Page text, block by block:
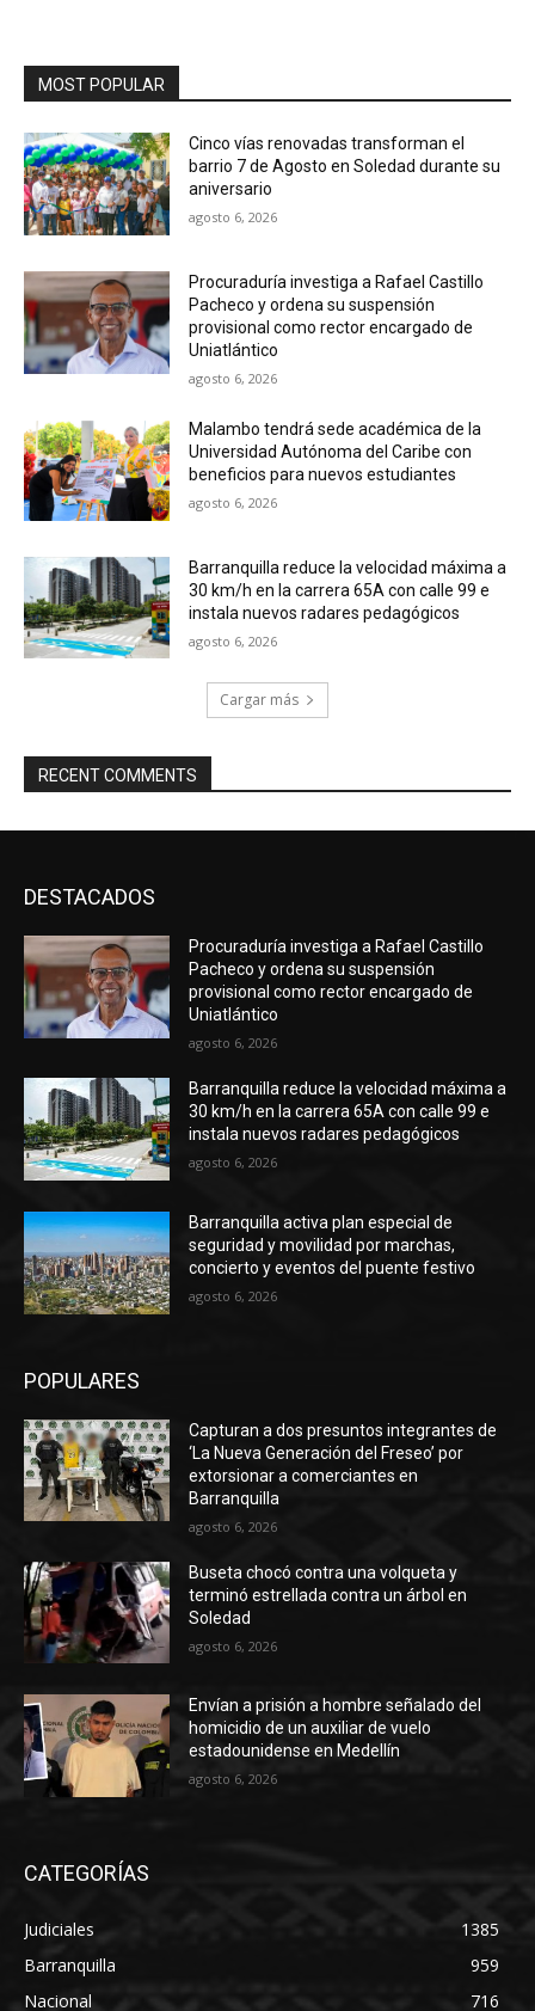
MOST POPULAR
Cinco vías renovadas transforman el
barrio 7 de Agosto en Soledad durante su
aniversario
agosto 6, 2026
Procuraduría investiga a Rafael Castillo
Pacheco y ordena su suspensión
provisional como rector encargado de
Uniatlántico
agosto 6, 2026
Malambo tendrá sede académica de la
Universidad Autónoma del Caribe con
beneficios para nuevos estudiantes
agosto 6, 2026
Barranquilla reduce la velocidad máxima a
30 km/h en la carrera 65A con calle 99 e
instala nuevos radares pedagógicos
agosto 6, 2026
Cargar más
RECENT COMMENTS
DESTACADOS
Procuraduría investiga a Rafael Castillo
Pacheco y ordena su suspensión
provisional como rector encargado de
Uniatlántico
agosto 6, 2026
Barranquilla reduce la velocidad máxima a
30 km/h en la carrera 65A con calle 99 e
instala nuevos radares pedagógicos
agosto 6, 2026
Barranquilla activa plan especial de
seguridad y movilidad por marchas,
concierto y eventos del puente festivo
agosto 6, 2026
POPULARES
Capturan a dos presuntos integrantes de
‘La Nueva Generación del Freseo’ por
extorsionar a comerciantes en
Barranquilla
agosto 6, 2026
Buseta chocó contra una volqueta y
terminó estrellada contra un árbol en
Soledad
agosto 6, 2026
Envían a prisión a hombre señalado del
homicidio de un auxiliar de vuelo
estadounidense en Medellín
agosto 6, 2026
CATEGORÍAS
Judiciales
1385
Barranquilla
959
Nacional
716